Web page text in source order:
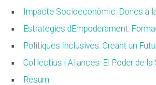
Impacte ‍Socioeconòmic: Dones a
Estrategies dEmpoderament:
Polítiques Inclusives: Creant⁣ un⁤
Col·lectius i Aliances: El Poder de
Resum